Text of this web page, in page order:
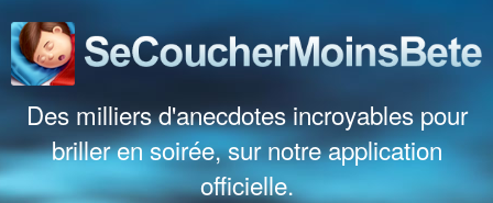
Des milliers d'anecdotes incroyables pour
briller en soirée, sur notre application
officielle.